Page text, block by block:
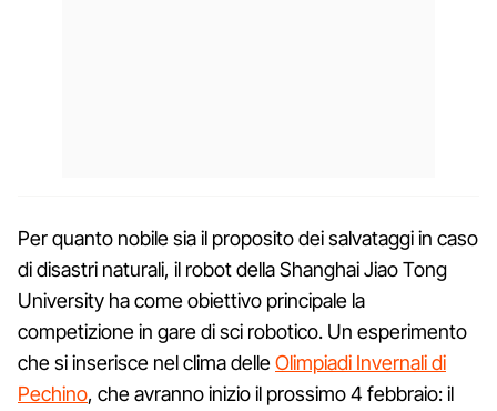
Per quanto nobile sia il proposito dei salvataggi in caso
di disastri naturali, il robot della Shanghai Jiao Tong
University ha come obiettivo principale la
competizione in gare di sci robotico. Un esperimento
che si inserisce nel clima delleOlimpiadi Invernali di
Pechino, che avranno inizio il prossimo 4 febbraio: il